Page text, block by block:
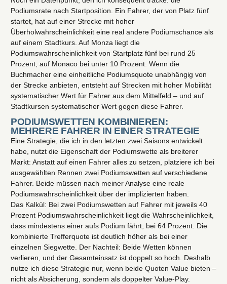
Podiumsrate nach Startposition. Ein Fahrer, der von Platz fünf
startet, hat auf einer Strecke mit hoher
Überholwahrscheinlichkeit eine real andere Podiumschance als
auf einem Stadtkurs. Auf Monza liegt die
Podiumswahrscheinlichkeit von Startplatz fünf bei rund 25
Prozent, auf Monaco bei unter 10 Prozent. Wenn die
Buchmacher eine einheitliche Podiumsquote unabhängig von
der Strecke anbieten, entsteht auf Strecken mit hoher Mobilität
systematischer Wert für Fahrer aus dem Mittelfeld – und auf
Stadtkursen systematischer Wert gegen diese Fahrer.
PODIUMSWETTEN KOMBINIEREN:
MEHRERE FAHRER IN EINER STRATEGIE
Eine Strategie, die ich in den letzten zwei Saisons entwickelt
habe, nutzt die Eigenschaft der Podiumswette als breiterer
Markt: Anstatt auf einen Fahrer alles zu setzen, platziere ich bei
ausgewählten Rennen zwei Podiumswetten auf verschiedene
Fahrer. Beide müssen nach meiner Analyse eine reale
Podiumswahrscheinlichkeit über der implizierten haben.
Das Kalkül: Bei zwei Podiumswetten auf Fahrer mit jeweils 40
Prozent Podiumswahrscheinlichkeit liegt die Wahrscheinlichkeit,
dass mindestens einer aufs Podium fährt, bei 64 Prozent. Die
kombinierte Trefferquote ist deutlich höher als bei einer
einzelnen Siegwette. Der Nachteil: Beide Wetten können
verlieren, und der Gesamteinsatz ist doppelt so hoch. Deshalb
nutze ich diese Strategie nur, wenn beide Quoten Value bieten –
nicht als Absicherung, sondern als doppelter Value-Play.